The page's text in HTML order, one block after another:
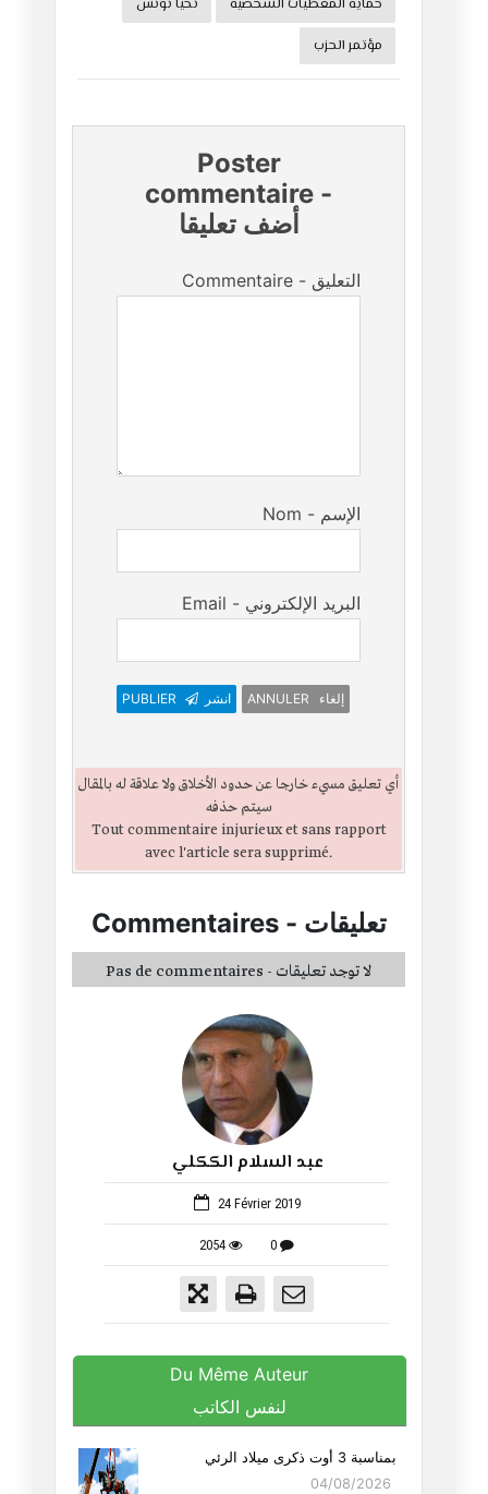
عبد السلام الككلي
24 Février 2019
2054 0
Du Même Auteur
لنفس الكاتب
بمناسبة 3 أوت ذكرى ميلاد الرئي
04/08/2026
حماية المعطيات الشّخصية
تحيا تونس
مؤتمر الحزب
Poster
commentaire -
أضف تعليقا
Commentaire - التعليق
Nom - الإسم
Email - البريد الإلكتروني
PUBLIER انشر ANNULER إلغاء
أي تعليق مسيء خارجا عن حدود الأخلاق ولا علاقة له بالمقال
سيتم حذفه
Tout commentaire injurieux et sans rapport
avec l'article sera supprimé.
Commentaires- تعليقات
Pas de commentaires - لا توجد تعليقات